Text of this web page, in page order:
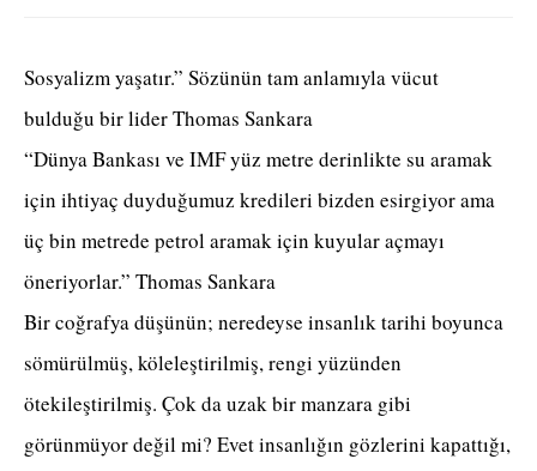
Sosyalizm yaşatır.” Sözünün tam anlamıyla vücut
bulduğu bir lider Thomas Sankara
“Dünya Bankası ve IMF yüz metre derinlikte su aramak
için ihtiyaç duyduğumuz kredileri bizden esirgiyor ama
üç bin metrede petrol aramak için kuyular açmayı
öneriyorlar.” Thomas Sankara
Bir coğrafya düşünün; neredeyse insanlık tarihi boyunca
sömürülmüş, köleleştirilmiş, rengi yüzünden
ötekileştirilmiş. Çok da uzak bir manzara gibi
görünmüyor değil mi? Evet insanlığın gözlerini kapattığı,